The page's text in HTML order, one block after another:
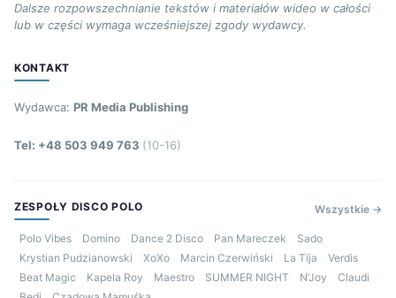
Dalsze rozpowszechnianie tekstów i materiałów wideo w całości
lub w części wymaga wcześniejszej zgody wydawcy.
KONTAKT
Wydawca: PR Media Publishing
Tel: +48 503 949 763 (10-16)
ZESPOŁY DISCO POLO Wszystkie →
Polo Vibes Domino Dance 2 Disco Pan Mareczek
Sado
Krystian Pudzianowski
XoXo Marcin Czerwiński La Tija
Verdis
Beat Magic
Kapela Roy Maestro SUMMER NIGHT N’Joy
Claudi